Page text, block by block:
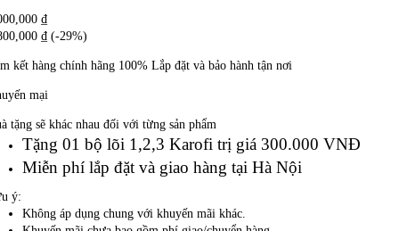
₫
₫ (-29%)
kết hàng chính hãng 100% Lắp đặt và bảo hành tận nơi
mại
tặng sẽ khác nhau đối với từng sản phẩm
Tặng 01 bộ lõi 1,2,3 Karofi trị giá 300.000 VNĐ
Miễn phí lắp đặt và giao hàng tại Hà Nội
ý:
Không áp dụng chung với khuyến mãi khác.